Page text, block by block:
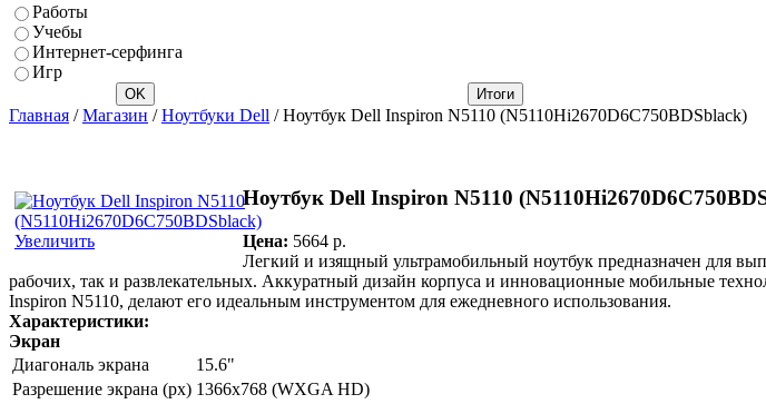
Работы
Учебы
Интернет-серфинга
Игр
Главная /Магазин /Ноутбуки Dell / Ноутбук Dell Inspiron N5110 (N5110Hi2670D6C750BDSblack)
Увеличить
Ноутбук Dell Inspiron N5110
Цена: 5664 p.
Легкий и изящный ультрамобильный ноутбук предназначен для
рабочих, так и развлекательных. Аккуратный дизайн корпуса и инновационные мобильные
Inspiron N5110, делают его идеальным инструментом для ежедневного использования.
Характеристики:
Экран
Диагональ экрана
15.6"
Разрешение экрана (px) 1366x768 (WXGA HD)